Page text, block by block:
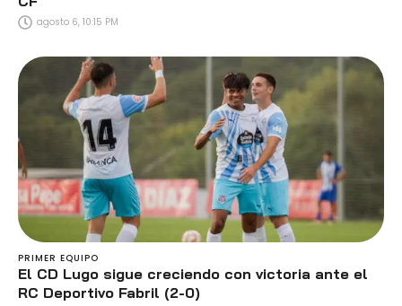
agosto 6, 10:15 PM
PRIMER EQUIPO
El CD Lugo sigue creciendo con victoria ante el
RC Deportivo Fabril (2-0)